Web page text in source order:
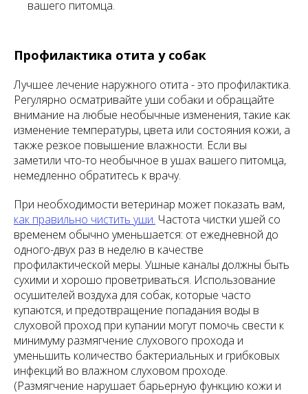
вашего питомца.
Профилактика отита у собак
Лучшее лечение наружного отита - это профилактика.
Регулярно осматривайте уши собаки и обращайте
внимание на любые необычные изменения, такие как
изменение температуры, цвета или состояния кожи, а
также резкое повышение влажности. Если вы
заметили что-то необычное в ушах вашего питомца,
немедленно обратитесь к врачу.
При необходимости ветеринар может показать вам,
как правильно чистить уши. Частота чистки ушей со
временем обычно уменьшается: от ежедневной до
одного-двух раз в неделю в качестве
профилактической меры. Ушные каналы должны быть
сухими и хорошо проветриваться. Использование
осушителей воздуха для собак, которые часто
купаются, и предотвращение попадания воды в
слуховой проход при купании могут помочь свести к
минимуму размягчение слухового прохода и
уменьшить количество бактериальных и грибковых
инфекций во влажном слуховом проходе.
(Размягчение нарушает барьерную функцию кожи и